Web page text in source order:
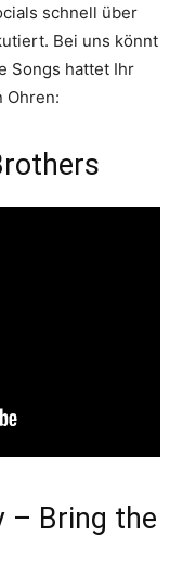
schnell über
Bei uns könnt
Songs hattet Ihr
Ohren:
– Bring the